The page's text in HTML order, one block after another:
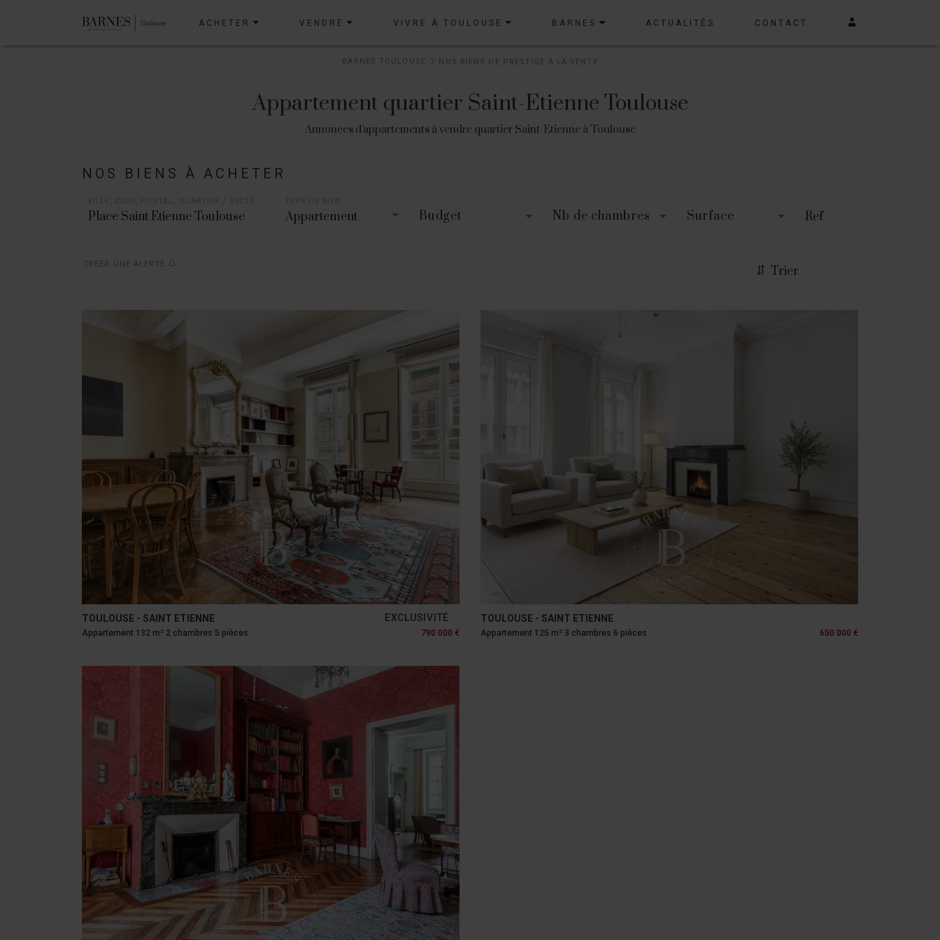
ACHETER VENDRE VIVRE À TOULOUSE BARNES ACTUALITÉS CONTACT
BARNES TOULOUSE NOS BIENS DE PRESTIGE À LA VENTE
Appartement quartier Saint-Etienne Toulouse
Annonces d'appartements à vendre quartier Saint-Etienne à Toulouse
NOS BIENS À ACHETER
Appartement Budget Nb de chambres Surface
Trier
CRÉER UNE ALERTE
TOULOUSE - SAINT ETIENNE EXCLUSIVITÉ
Appartement 132 m² 2 chambres 5 pièces 790 000 €
TOULOUSE - SAINT ETIENNE
Appartement 125 m² 3 chambres 6 pièces 650 000 €